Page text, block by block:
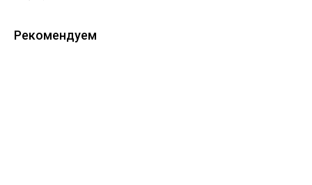
Рекомендуем